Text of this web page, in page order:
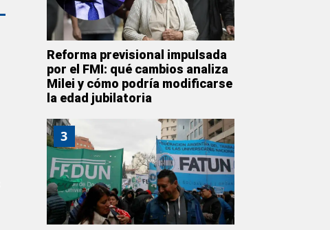
Reforma previsional impulsada
por el FMI: qué cambios analiza
Milei y cómo podría modificarse
la edad jubilatoria
3